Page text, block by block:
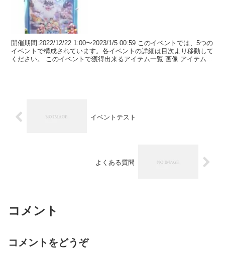
開催期間:2022/12/22 1:00〜2023/1/5 00:59 このイベントでは、5つの
イベントで構成されています。各イベントの詳細は目次より移動して
ください。 このイベントで獲得出来るアイテム一覧 画像 アイテム名
イベントテスト
よくある質問
コメント
コメントをどうぞ